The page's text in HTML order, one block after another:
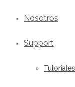
Nosotros
Support
Tutoriales